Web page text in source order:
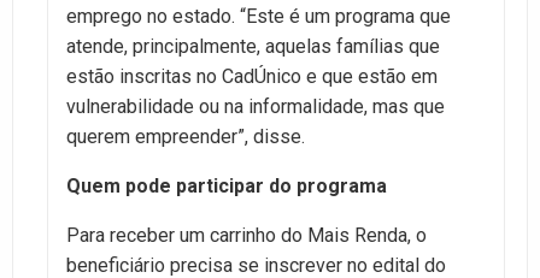
emprego no estado. “Este é um programa que
atende, principalmente, aquelas famílias que
estão inscritas no CadÚnico e que estão em
vulnerabilidade ou na informalidade, mas que
querem empreender”, disse.
Quem pode participar do programa
Para receber um carrinho do Mais Renda, o
beneficiário precisa se inscrever no edital do